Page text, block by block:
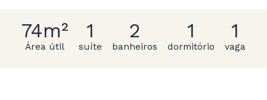
74m²
Área útil
1
suíte
2
banheiros
1
dormitório
1
vaga